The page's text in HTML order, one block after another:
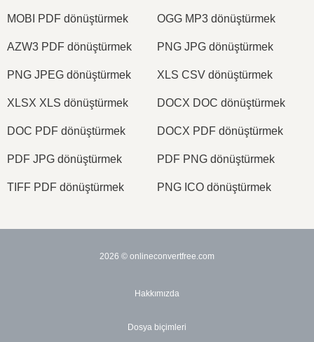
MOBI PDF dönüştürmek OGG MP3 dönüştürmek
AZW3 PDF dönüştürmek PNG JPG dönüştürmek
PNG JPEG dönüştürmek XLS CSV dönüştürmek
XLSX XLS dönüştürmek DOCX DOC dönüştürmek
DOC PDF dönüştürmek DOCX PDF dönüştürmek
PDF JPG dönüştürmek PDF PNG dönüştürmek
TIFF PDF dönüştürmek PNG ICO dönüştürmek
2026 © onlineconvertfree.com
Hakkımızda
Dosya biçimleri